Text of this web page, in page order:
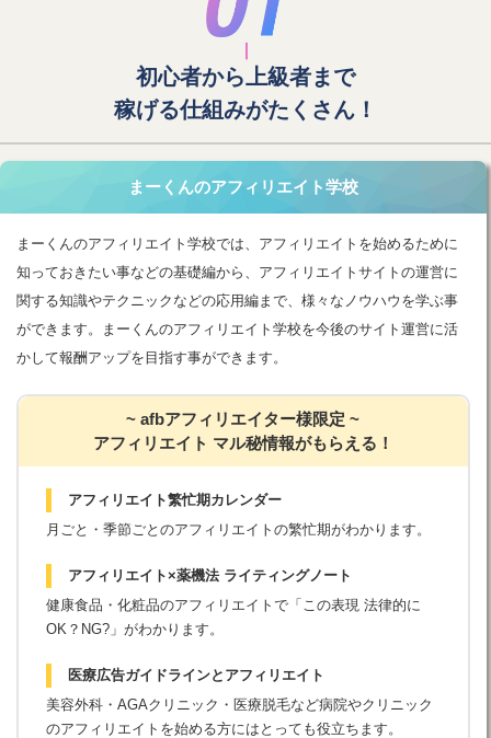
初心者から上級者まで
稼げる仕組みがたくさん！
まーくんのアフィリエイト学校
まーくんのアフィリエイト学校では、アフィリエイトを始めるために
知っておきたい事などの基礎編から、アフィリエイトサイトの運営に
関する知識やテクニックなどの応用編まで、様々なノウハウを学ぶ事
ができます。まーくんのアフィリエイト学校を今後のサイト運営に活
かして報酬アップを目指す事ができます。
~ afbアフィリエイター様限定 ~
アフィリエイト マル秘情報がもらえる！
アフィリエイト繁忙期カレンダー
月ごと・季節ごとのアフィリエイトの繁忙期がわかります。
アフィリエイト×薬機法 ライティングノート
健康食品・化粧品のアフィリエイトで「この表現 法律的に
OK？NG?」がわかります。
医療広告ガイドラインとアフィリエイト
美容外科・AGAクリニック・医療脱毛など病院やクリニック
のアフィリエイトを始める方にはとっても役立ちます。